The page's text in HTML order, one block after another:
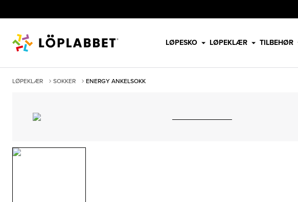
LØPESKO LØPEKLÆR TILBEHØR
LØPEKLÆR SOKKER
ENERGY ANKELSOKK